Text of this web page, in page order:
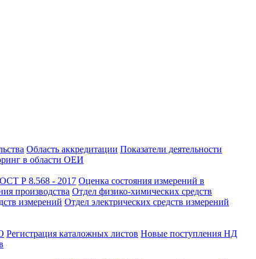
Область аккредитации Показатели деятельности
в области ОЕИ
Р 8.568 - 2017 Оценка состояния измерений в
производства Отдел физико-химических средств
измерений Отдел электрических средств измерений
Регистрация каталожных листов Новые поступления НД